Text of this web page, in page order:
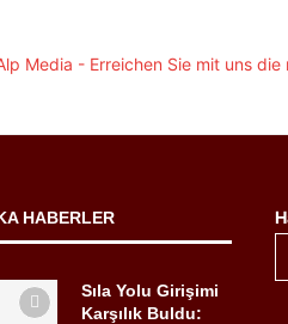
HABERLER
Sıla Yolu Girişimi
Karşılık Buldu: